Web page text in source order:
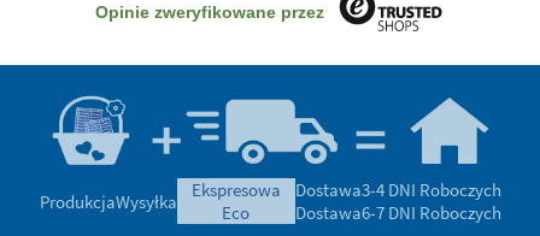
Opinie zweryfikowane przez
ProdukcjaWysyłka
ekspresowa
eco
Dostawa3-4 DNI Roboczych
Dostawa6-7 DNI Roboczych